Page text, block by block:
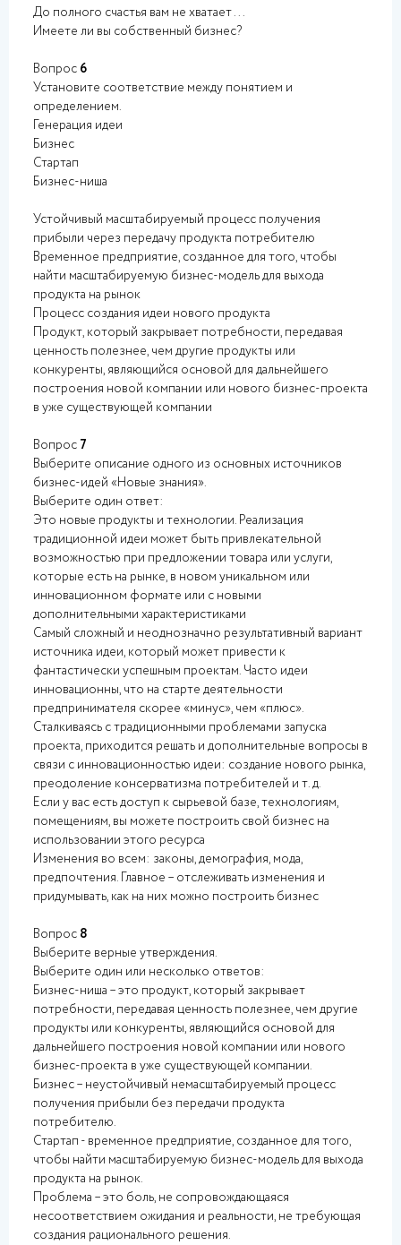
До полного счастья вам не хватает ...
Имеете ли вы собственный бизнес?
Вопрос 6
Установите соответствие между понятием и
определением.
Генерация идеи
Бизнес
Стартап
Бизнес-ниша
Устойчивый масштабируемый процесс получения
прибыли через передачу продукта потребителю
Временное предприятие, созданное для того, чтобы
найти масштабируемую бизнес-модель для выхода
продукта на рынок
Процесс создания идеи нового продукта
Продукт, который закрывает потребности, передавая
ценность полезнее, чем другие продукты или
конкуренты, являющийся основой для дальнейшего
построения новой компании или нового бизнес-проекта
в уже существующей компании
Вопрос 7
Выберите описание одного из основных источников
бизнес-идей «Новые знания».
Выберите один ответ:
Это новые продукты и технологии. Реализация
традиционной идеи может быть привлекательной
возможностью при предложении товара или услуги,
которые есть на рынке, в новом уникальном или
инновационном формате или с новыми
дополнительными характеристиками
Самый сложный и неоднозначно результативный вариант
источника идеи, который может привести к
фантастически успешным проектам. Часто идеи
инновационны, что на старте деятельности
предпринимателя скорее «минус», чем «плюс».
Сталкиваясь с традиционными проблемами запуска
проекта, приходится решать и дополнительные вопросы в
связи с инновационностью идеи: создание нового рынка,
преодоление консерватизма потребителей и т. д.
Если у вас есть доступ к сырьевой базе, технологиям,
помещениям, вы можете построить свой бизнес на
использовании этого ресурса
Изменения во всем: законы, демография, мода,
предпочтения. Главное – отслеживать изменения и
придумывать, как на них можно построить бизнес
Вопрос 8
Выберите верные утверждения.
Выберите один или несколько ответов:
Бизнес-ниша – это продукт, который закрывает
потребности, передавая ценность полезнее, чем другие
продукты или конкуренты, являющийся основой для
дальнейшего построения новой компании или нового
бизнес-проекта в уже существующей компании.
Бизнес – неустойчивый немасштабируемый процесс
получения прибыли без передачи продукта
потребителю.
Стартап - временное предприятие, созданное для того,
чтобы найти масштабируемую бизнес-модель для выхода
продукта на рынок.
Проблема – это боль, не сопровождающаяся
несоответствием ожидания и реальности, не требующая
создания рационального решения.